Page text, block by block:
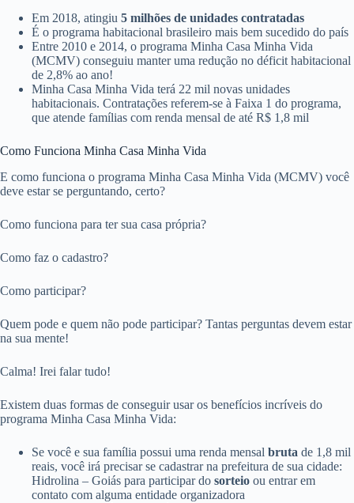
Em 2018, atingiu 5 milhões de unidades contratadas
É o programa habitacional brasileiro mais bem sucedido do país
Entre 2010 e 2014, o programa Minha Casa Minha Vida
(MCMV) conseguiu manter uma redução no déficit habitacional
de 2,8% ao ano!
Minha Casa Minha Vida terá 22 mil novas unidades
habitacionais. Contratações referem-se à Faixa 1 do programa,
que atende famílias com renda mensal de até R$ 1,8 mil
Como Funciona Minha Casa Minha Vida
E como funciona o programa Minha Casa Minha Vida (MCMV) você
deve estar se perguntando, certo?
Como funciona para ter sua casa própria?
Como faz o cadastro?
Como participar?
Quem pode e quem não pode participar? Tantas perguntas devem estar
na sua mente!
Calma! Irei falar tudo!
Existem duas formas de conseguir usar os benefícios incríveis do
programa Minha Casa Minha Vida:
Se você e sua família possui uma renda mensal bruta de 1,8 mil
reais, você irá precisar se cadastrar na prefeitura de sua cidade:
Hidrolina – Goiás para participar do sorteio ou entrar em
contato com alguma entidade organizadora